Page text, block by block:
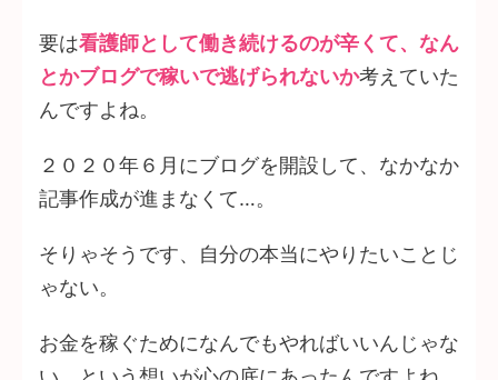
要は看護師として働き続けるのが辛くて、なん
とかブログで稼いで逃げられないか考えていた
んですよね。
２０２０年６月にブログを開設して、なかなか
記事作成が進まなくて…。
そりゃそうです、自分の本当にやりたいことじ
ゃない。
お金を稼ぐためになんでもやればいいんじゃな